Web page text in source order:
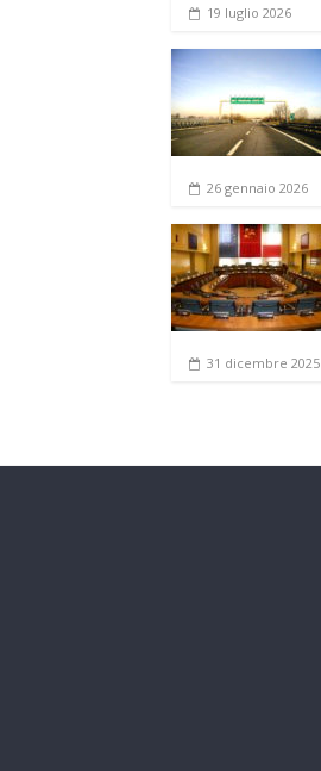
19 luglio 2026
26 gennaio 2026
31 dicembre 2025